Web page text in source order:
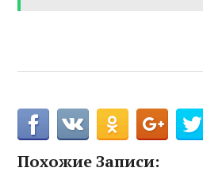
Похожие Записи: